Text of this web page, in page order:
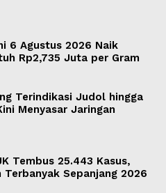
6 Agustus 2026 Naik
Rp2,735 Juta per Gram
Terindikasi Judol hingga
Menyasar Jaringan
Tembus 25.443 Kasus,
Sepanjang 2026